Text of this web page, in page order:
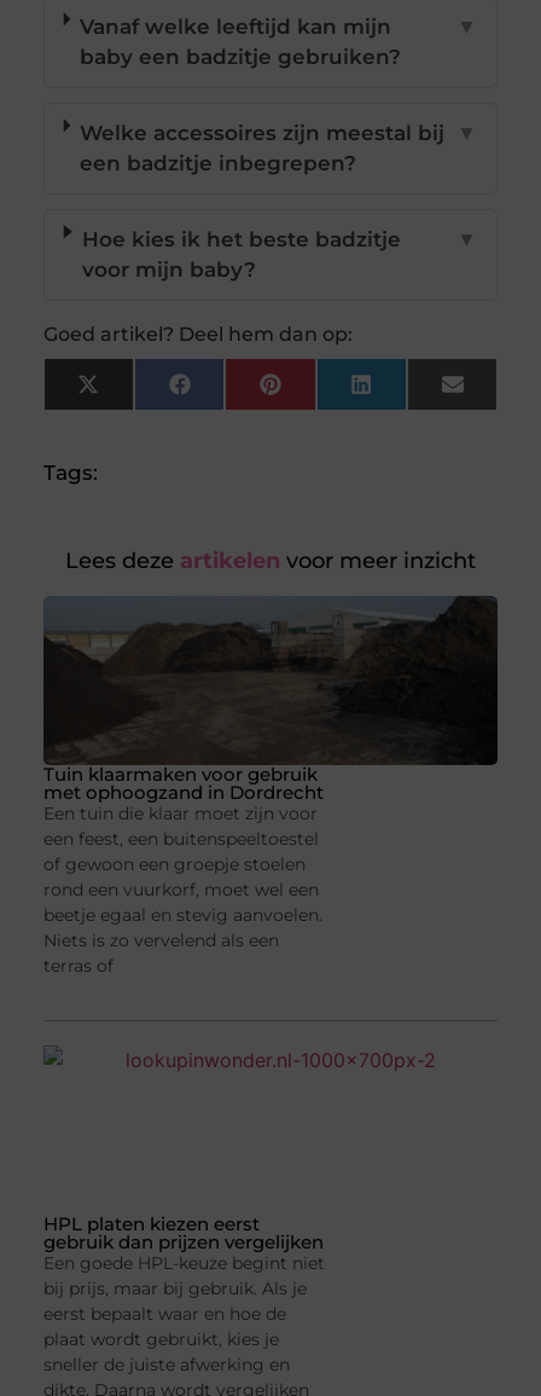
Vanaf welke leeftijd kan mijn
baby een badzitje gebruiken?
▼
Welke accessoires zijn meestal bij
een badzitje inbegrepen?
▼
Hoe kies ik het beste badzitje
voor mijn baby?
▼
Goed artikel? Deel hem dan op:
X
(Twitter)
FacebookPinterestLinkedInEmail
Tags:
Lees deze artikelen voor meer inzicht
Tuin klaarmaken voor gebruik
met ophoogzand in Dordrecht
Een tuin die klaar moet zijn voor
een feest, een buitenspeeltoestel
of gewoon een groepje stoelen
rond een vuurkorf, moet wel een
beetje egaal en stevig aanvoelen.
Niets is zo vervelend als een
terras of
HPL platen kiezen eerst
gebruik dan prijzen vergelijken
Een goede HPL-keuze begint niet
bij prijs, maar bij gebruik. Als je
eerst bepaalt waar en hoe de
plaat wordt gebruikt, kies je
sneller de juiste afwerking en
dikte. Daarna wordt vergelijken